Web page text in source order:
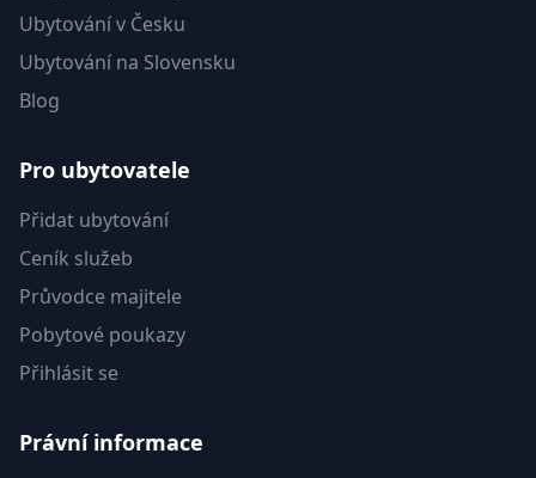
Ubytování v Česku
Ubytování na Slovensku
Blog
Pro ubytovatele
Přidat ubytování
Ceník služeb
Průvodce majitele
Pobytové poukazy
Přihlásit se
Právní informace